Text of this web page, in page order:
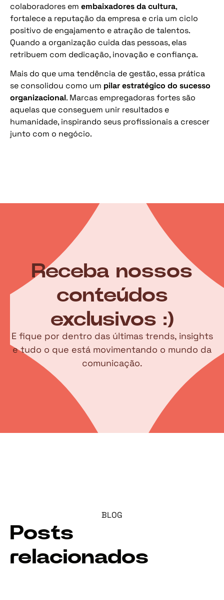
colaboradores em embaixadores da cultura,
fortalece a reputação da empresa e cria um ciclo
positivo de engajamento e atração de talentos.
Quando a organização cuida das pessoas, elas
retribuem com dedicação, inovação e confiança.
Mais do que uma tendência de gestão, essa prática
se consolidou como um pilar estratégico do sucesso
organizacional. Marcas empregadoras fortes são
aquelas que conseguem unir resultados e
humanidade, inspirando seus profissionais a crescer
junto com o negócio.
Receba nossos
conteúdos
exclusivos :)
E fique por dentro das últimas trends, insights
e tudo o que está movimentando o mundo da
comunicação.
BLOG
Posts
relacionados